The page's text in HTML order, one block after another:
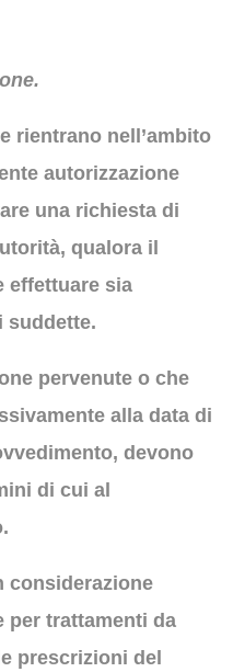
rientrano nell’ambito
autorizzazione
una richiesta di
qualora il
effettuare sia
suddette.
pervenute o che
alla data di
devono
di cui al
considerazione
per trattamenti da
prescrizioni del